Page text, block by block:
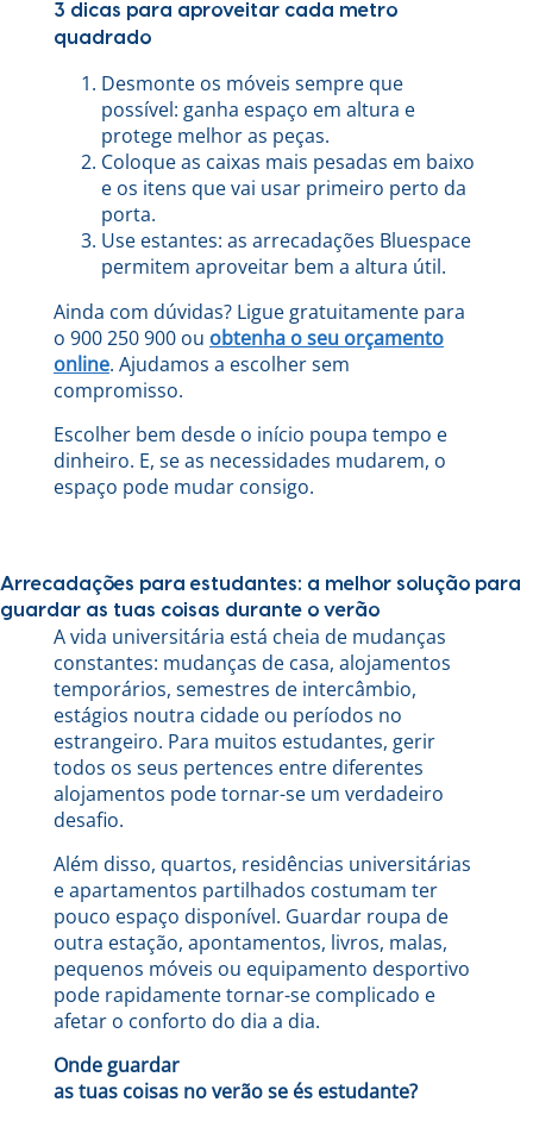
3 dicas para aproveitar cada metro
quadrado
Desmonte os móveis sempre que
possível: ganha espaço em altura e
protege melhor as peças.
Coloque as caixas mais pesadas em baixo
e os itens que vai usar primeiro perto da
porta.
Use estantes: as arrecadações Bluespace
permitem aproveitar bem a altura útil.
Ainda com dúvidas? Ligue gratuitamente para
o 900 250 900 ou obtenha o seu orçamento
online. Ajudamos a escolher sem
compromisso.
Escolher bem desde o início poupa tempo e
dinheiro. E, se as necessidades mudarem, o
espaço pode mudar consigo.
Arrecadações para estudantes: a melhor solução para
guardar as tuas coisas durante o verão
A vida universitária está cheia de mudanças
constantes: mudanças de casa, alojamentos
temporários, semestres de intercâmbio,
estágios noutra cidade ou períodos no
estrangeiro. Para muitos estudantes, gerir
todos os seus pertences entre diferentes
alojamentos pode tornar-se um verdadeiro
desafio.
Além disso, quartos, residências universitárias
e apartamentos partilhados costumam ter
pouco espaço disponível. Guardar roupa de
outra estação, apontamentos, livros, malas,
pequenos móveis ou equipamento desportivo
pode rapidamente tornar-se complicado e
afetar o conforto do dia a dia.
Onde guardar
as tuas coisas no verão se és estudante?